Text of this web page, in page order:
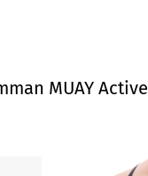
MUAY